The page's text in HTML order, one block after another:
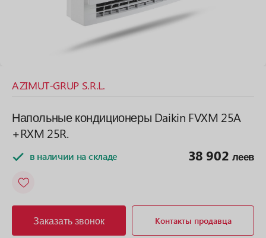
AZIMUT-GRUP S.R.L.
Напольные кондиционеры Daikin FVXM 25A
+RXM 25R.
в наличии на складе 38 902 леев
Заказать звонок Контакты продавца